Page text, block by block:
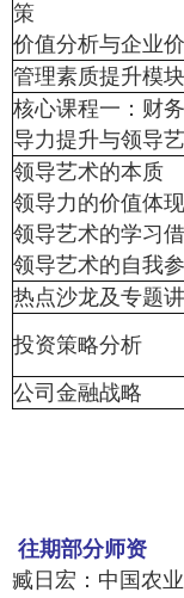
策
价值分析与企业
管理素质提升模块
核心课程一：财
导力提升与领导
领导艺术的本质
领导力的价值体现
领导艺术的学习
领导艺术的自我
热点沙龙及专题
投资策略分析
公司金融战略
往期部分师资
臧日宏：中国农